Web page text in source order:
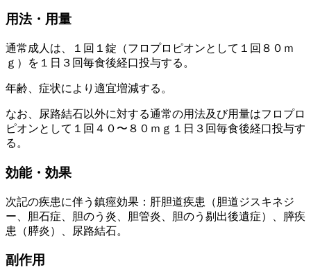
用法・用量
通常成人は、１回１錠（フロプロピオンとして１回８０ｍ
ｇ）を１日３回毎食後経口投与する。
年齢、症状により適宜増減する。
なお、尿路結石以外に対する通常の用法及び用量はフロプロ
ピオンとして１回４０〜８０ｍｇ１日３回毎食後経口投与す
る。
効能・効果
次記の疾患に伴う鎮痙効果：肝胆道疾患（胆道ジスキネジ
ー、胆石症、胆のう炎、胆管炎、胆のう剔出後遺症）、膵疾
患（膵炎）、尿路結石。
副作用